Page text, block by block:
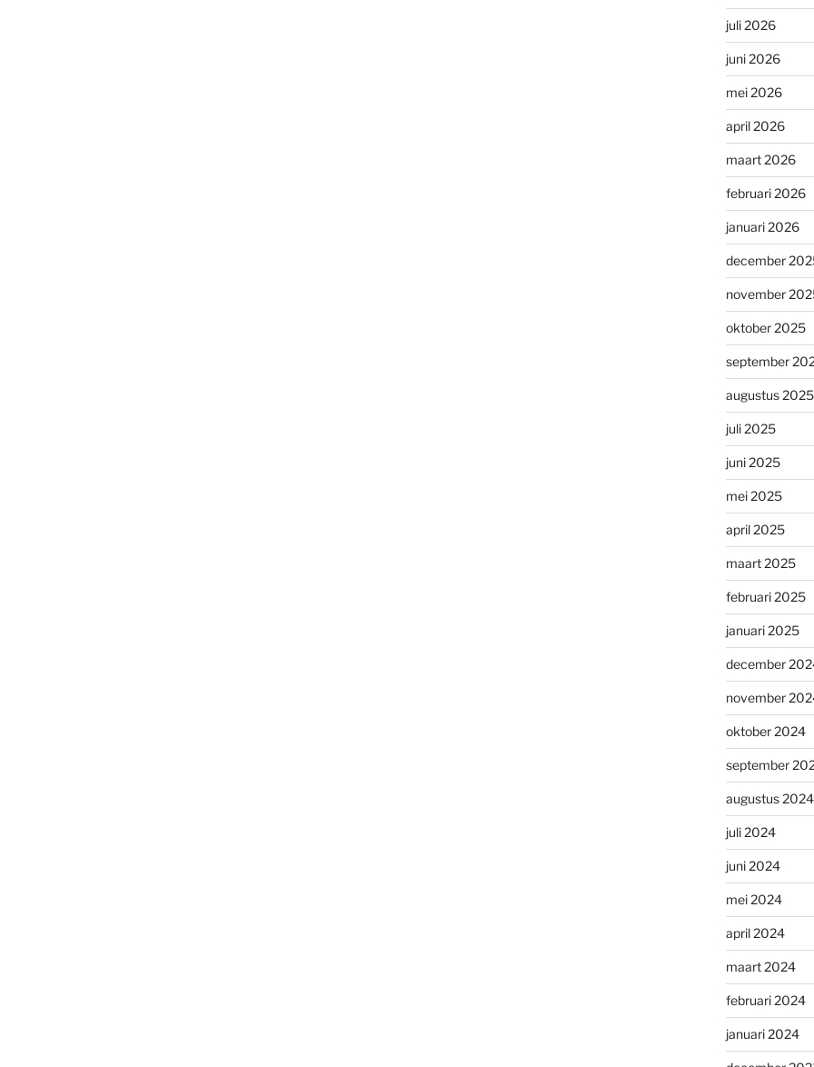
juli 2026
juni 2026
mei 2026
april 2026
maart 2026
februari 2026
januari 2026
december
november
oktober 2025
september
augustus 2025
juli 2025
juni 2025
mei 2025
april 2025
maart 2025
februari 2025
januari 2025
december
november
oktober 2024
september
augustus 2024
juli 2024
juni 2024
mei 2024
april 2024
maart 2024
februari 2024
januari 2024